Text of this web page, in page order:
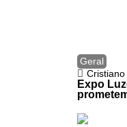
Geral
Expo